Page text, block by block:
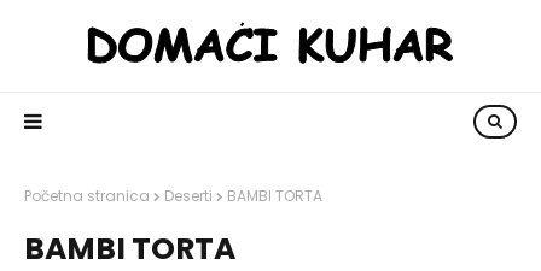
Početna stranica Deserti BAMBI TORTA
BAMBI TORTA